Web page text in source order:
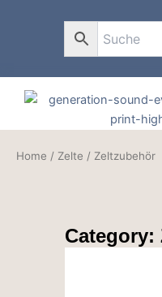
Home / Zelte / Zeltzubehör
Category: